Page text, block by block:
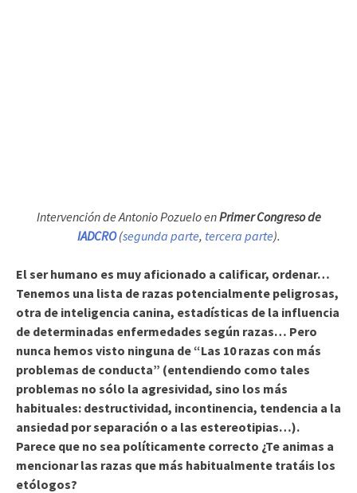
Intervención de Antonio Pozuelo enPrimer Congreso de
IADCRO(segunda parte, tercera parte).
El ser humano es muy aficionado a calificar, ordenar…
Tenemos una lista de razas potencialmente peligrosas,
otra de inteligencia canina, estadísticas de la influencia
de determinadas enfermedades según razas… Pero
nunca hemos visto ninguna de “Las 10 razas con más
problemas de conducta” (entendiendo como tales
problemas no sólo la agresividad, sino los más
habituales: destructividad, incontinencia, tendencia a la
ansiedad por separación o a las estereotipias…).
Parece que no sea políticamente correcto ¿Te animas a
mencionar las razas que más habitualmente tratáis los
etólogos?